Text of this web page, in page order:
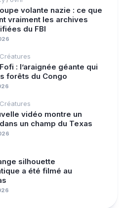
volante nazie : ce que
vraiment les archives
du FBI
: l’araignée géante qui
forêts du Congo
vidéo montre un
un champ du Texas
silhouette
a été filmé au